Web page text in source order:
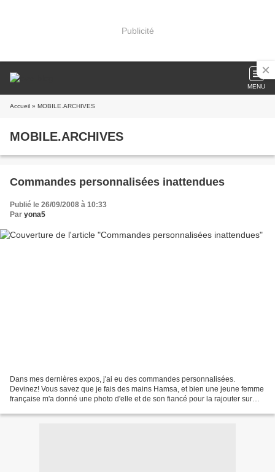
Publicité
MENU
Accueil » MOBILE.ARCHIVES
MOBILE.ARCHIVES
Commandes personnalisées inattendues
Publié le 26/09/2008 à 10:33
Par yona5
Dans mes dernières expos, j'ai eu des commandes personnalisées.
Devinez! Vous savez que je fais des mains Hamsa, et bien une jeune femme
française m'a donné une photo d'elle et de son fiancé pour la rajouter sur